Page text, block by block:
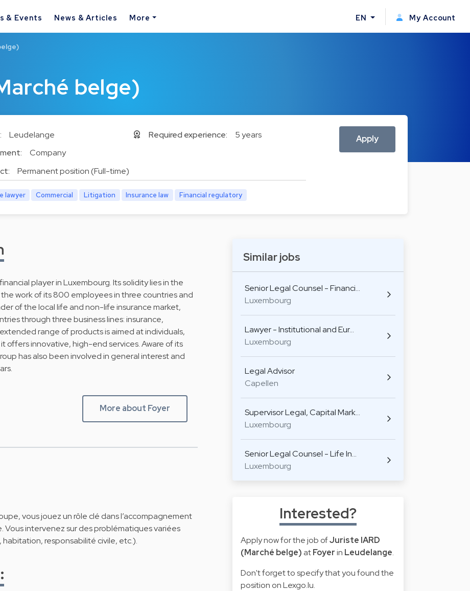
& Events News & Articles More EN My Account
belge)
Leudelange Required experience:
5 years
Company
Permanent position (Full-time)
lawyer Commercial Litigation Insurance law Financial regulatory
Apply
player in Luxembourg. Its solidity lies in the
work of its 800 employees in three countries and
of the local life and non-life insurance market,
through three business lines: insurance,
range of products is aimed at individuals,
offers innovative, high-end services. Aware of its
has also been involved in general interest and
More about Foyer
vous jouez un rôle clé dans l’accompagnement
Vous intervenez sur des problématiques variées
responsabilité civile, etc.).
Similar jobs
Senior Legal Counsel - Financi…
Luxembourg
Lawyer - Institutional and Eur…
Luxembourg
Legal Advisor
Capellen
Supervisor Legal, Capital Mark…
Luxembourg
Senior Legal Counsel - Life In…
Luxembourg
Interested?
Apply now for the job ofJuriste IARD
(Marché belge) atFoyerin Leudelange.
Don't forget to specify that you found the
position on Lexgo.lu.